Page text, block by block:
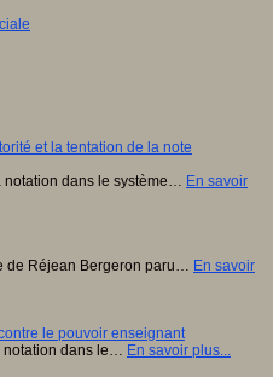
et la tentation de la note
notation dans le système… En savoir
de Réjean Bergeron paru… En savoir
le pouvoir enseignant
notation dans le… En savoir plus...